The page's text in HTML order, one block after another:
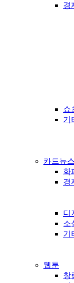
경
쇼
기
카드뉴스
화
경
디
소
기
웹툰
창